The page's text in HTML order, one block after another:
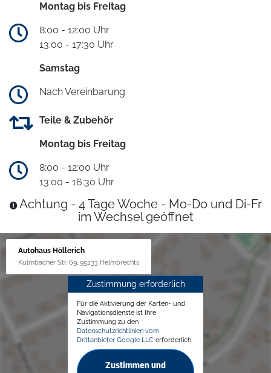
Montag bis Freitag
8:00 - 12:00 Uhr
13:00 - 17:30 Uhr
Samstag
Nach Vereinbarung
Teile & Zubehör
Montag bis Freitag
8:00 - 12:00 Uhr
13:00 - 16:30 Uhr
Achtung - 4 Tage Woche - Mo-Do und Di-Fr
im Wechsel geöffnet
Autohaus Höllerich
Kulmbacher Str. 69, 95233 Helmbrechts
Zustimmung erforderlich
Für die Aktivierung der Karten- und
Navigationsdienste ist Ihre
Zustimmung zu den
Datenschutzrichtlinien vom
Drittanbieter Google LLC erforderlich.
Zustimmen und